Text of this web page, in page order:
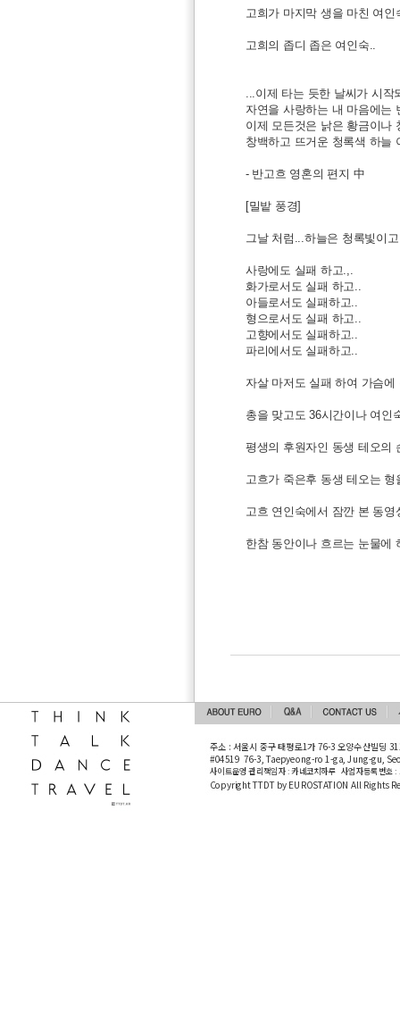
고희가 마지막 생을 마친 여인
고희의 좁디 좁은 여인숙..
...이제 타는 듯한 날씨가 시작
자연을 사랑하는 내 마음에는
이제 모든것은 낡은 황금이나
창백하고 뜨거운 청록색 하늘
- 반고흐 영혼의 편지 中
[밀밭 풍경]
그날 처럼...하늘은 청록빛이
사랑에도 실패 하고.,.
화가로서도 실패 하고..
아들로서도 실패하고..
형으로서도 실패 하고..
고향에서도 실패하고..
파리에서도 실패하고..
자살 마저도 실패 하여 가슴
총을 맞고도 36시간이나 여인
평생의 후원자인 동생 테오의
고흐가 죽은후 동생 테오는
고흐 연인숙에서 잠깐 본 동영
한참 동안이나 흐르는 눈물에